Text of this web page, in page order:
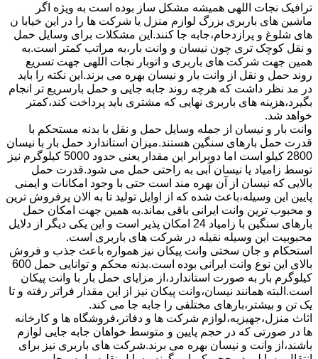
ترافیک نجات اللهی همیشه مشکل ساز بوده است به ویژه اگر
ماشین های باربری بزرگ لوازم منزل یا شرکت ها را در این خیابا ن
های شلوغ و پرازدحام،جابه جا کنند.این مشکلات برای وسایل حمل
و نقل کوچک تری چون نیسان و وانت بار،به مراتب کمتر است.به
همین جهت شرکت های باربری و اتوبار نجات اللهی جهت تسریع
روند حمل و نقل از وانت بار و نیسان بهره می برند.این نکته را باید
در مد نظر داشت که هرچه روند جابه جایی و حمل بارسریع تر انجام
بگیرد،هزینه های باربری نهایی که مشتری باید پرداخت کند،کمتر
خواهد شد.
وانت بار و نیسان از جمله وسایل حمل و نقل با بدنه مستحکم با
قدرت حمل بارهای سنگین هستند.میزان استاندارد حمل بار با نیسان
2800 کیلو است اما دوبرابر این مقدار یعنی حدود 5000 کیلوگرم نیز
توسط زامیاد یا نیسان آبی به راحتی حمل می شود.قدرت حمل
بالایی که نیسان از آن بهره مند است حتی با وجود امکانات و ایمنی
پایین این وسیله،باعث شده که از اوایل تولید تا به الان پرفروش ترین
و محبوب ترین وانت ایرانی باقی بماند.به همین جهت امکان حمل
بارهای سنگین با زامیاد 24 امکان پذیر است و این یکی دیگر از دلایل
محبوبیت این وسیله نقیله در شرکت های باربری است.
استحکام و جان سختی وانت پیکان نیز همواره باعث جذب و فروش
بالای این نوع وانت ایرانی بوده است.بدنه محکم و توانایی حمل 600
کیلوگرم بار به صورت استاندارد،از مزایای حمل بار با وانت پیکان
است.البته همانند نیسان،وانت پیکان نیز از این مقدار فراتر رفته و تا
یک تن و بیشتر،بارهای مختلفی را جابه جا می کند.
اثاث منزل،جهیزیه،لوازم شرکت ها و دفاتر،فروشگاه ها و کارخانه
ها در صورتی که در حجم پایین و متوسط خواهان جابه جایی لوازم
باشند،از وانت و نیسان بهره می برند.شرکت های باربری نیز برای